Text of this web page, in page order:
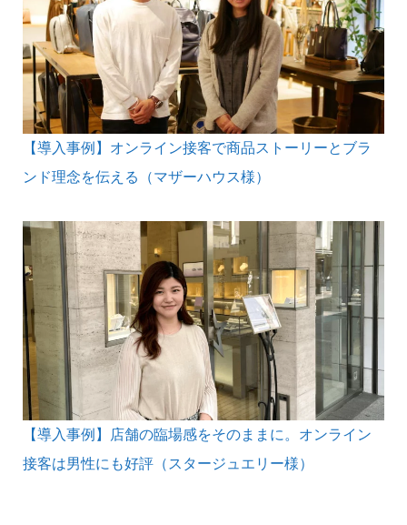
【導入事例】オンライン接客で商品ストーリーとブラ
ンド理念を伝える（マザーハウス様）
【導入事例】店舗の臨場感をそのままに。 オンライン
接客は男性にも好評（スタージュエリー様）